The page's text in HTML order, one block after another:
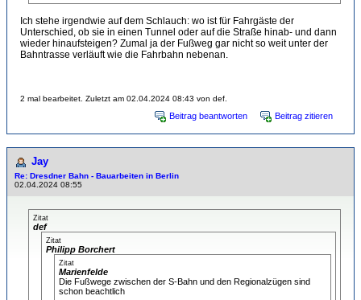
Ich stehe irgendwie auf dem Schlauch: wo ist für Fahrgäste der
Unterschied, ob sie in einen Tunnel oder auf die Straße hinab- und dann
wieder hinaufsteigen? Zumal ja der Fußweg gar nicht so weit unter der
Bahntrasse verläuft wie die Fahrbahn nebenan.
2 mal bearbeitet. Zuletzt am 02.04.2024 08:43 von def.
Beitrag beantworten Beitrag zitieren
Jay
Re: Dresdner Bahn - Bauarbeiten in Berlin
02.04.2024 08:55
Zitat
def
Zitat
Philipp Borchert
Zitat
Marienfelde
Die Fußwege zwischen der S-Bahn und den Regionalzügen sind
schon beachtlich